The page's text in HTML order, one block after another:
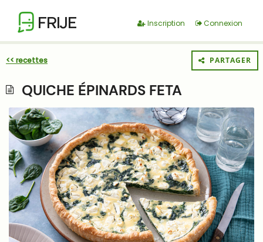
FRIJE Inscription Connexion
<< recettes PARTAGER
QUICHE ÉPINARDS FETA